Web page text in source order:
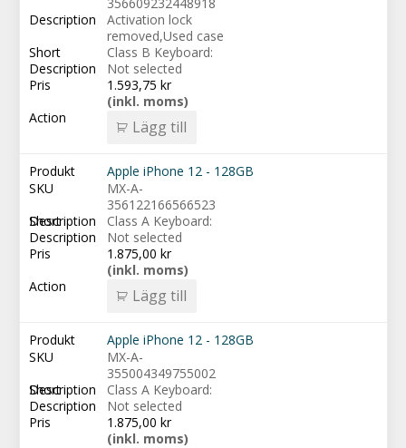
Activation lock
removed,Used case
Class B Keyboard:
Not selected
1.593,75 kr
(inkl. moms)
Lägg till
Apple iPhone 12 - 128GB
MX-A-
356122166566523
Class A Keyboard:
Not selected
1.875,00 kr
(inkl. moms)
Lägg till
Apple iPhone 12 - 128GB
MX-A-
355004349755002
Class A Keyboard:
Not selected
1.875,00 kr
(inkl. moms)